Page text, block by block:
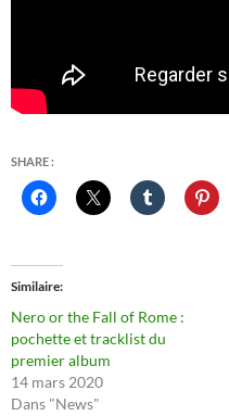
SHARE :
Similaire
Nero or the Fall of Rome :
pochette et tracklist du
premier album
14 mars 2020
Dans "News"